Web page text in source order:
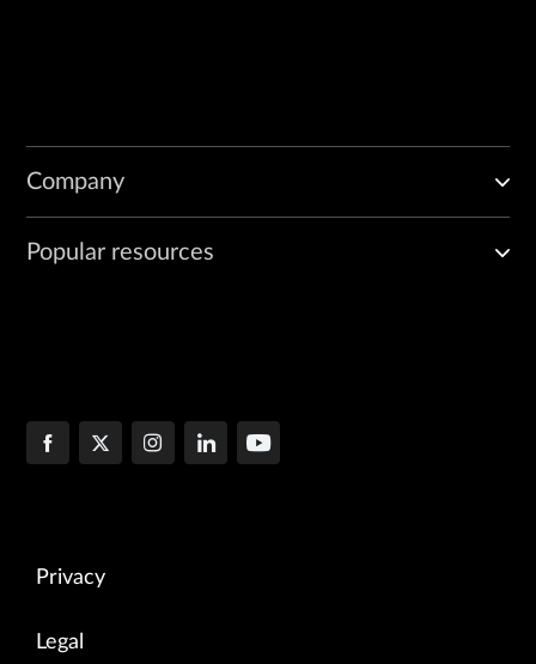
Company
Popular resources
Privacy
Legal